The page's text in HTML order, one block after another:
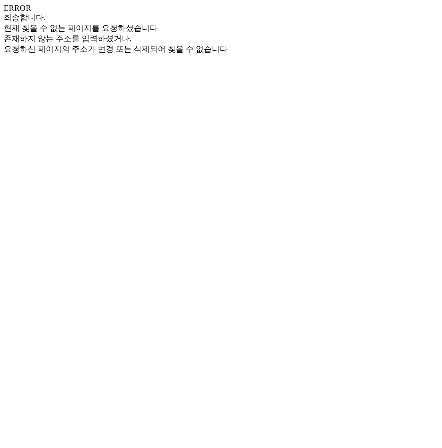
ERROR
죄송합니다.
현재 찾을 수 없는 페이지를 요청하셨습니다
존재하지 않는 주소를 입력하셨거나,
요청하신 페이지의 주소가 변경 또는 삭제되어 찾을 수 없습니다